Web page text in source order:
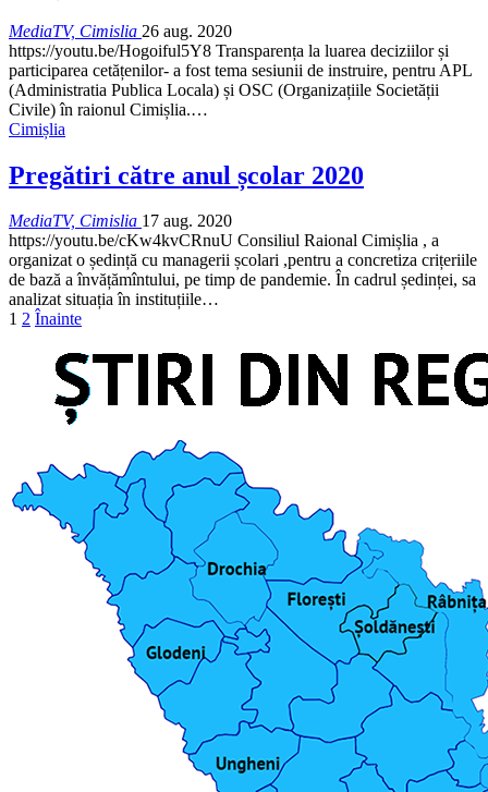
MediaTV, Cimislia 26 aug. 2020
https://youtu.be/Hogoiful5Y8 Transparența la luarea deciziilor și
participarea cetățenilor- a fost tema sesiunii de instruire, pentru APL
(Administratia Publica Locala) și OSC (Organizațiile Societății
Civile) în raionul Cimișlia.…
Cimișlia
Pregătiri către anul școlar 2020
MediaTV, Cimislia 17 aug. 2020
https://youtu.be/cKw4kvCRnuU Consiliul Raional Cimișlia , a
organizat o ședință cu managerii școlari ,pentru a concretiza crițeriile
de bază a învățămîntului, pe timp de pandemie. În cadrul ședinței, sa
analizat situația în instituțiile…
1 2 Înainte